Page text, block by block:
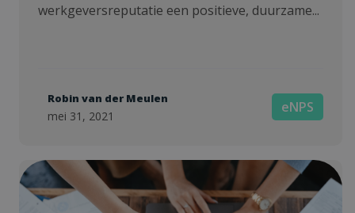
werkgeversreputatie een positieve, duurzame...
Robin van der Meulen
mei 31, 2021
eNPS